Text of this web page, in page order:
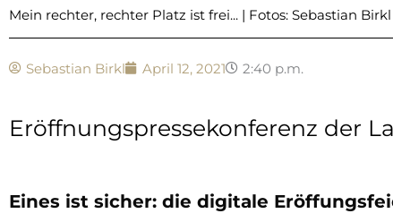
Mein rechter, rechter Platz ist frei... | Fotos: Sebastian Birkl
Sebastian Birkl April 12, 2021 2:40 p.m.
Eröffnungspressekonferenz der
Eines ist sicher: die digitale